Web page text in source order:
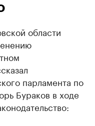
области
парламента по
Бураков в ходе